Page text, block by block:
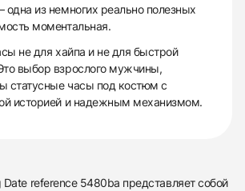
из немногих реально полезных
моментальная.
не для хайпа и не для быстрой
выбор взрослого мужчины,
статусные часы под костюм с
историей и надежным механизмом.
Date reference 5480ba представляет собой